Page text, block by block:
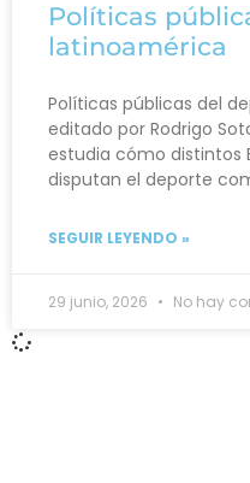
Políticas
latinoamérica
Políticas públicas del
editado por Rodrigo
estudia cómo distintos
disputan el deporte
SEGUIR LEYENDO »
29 junio, 2026 No hay